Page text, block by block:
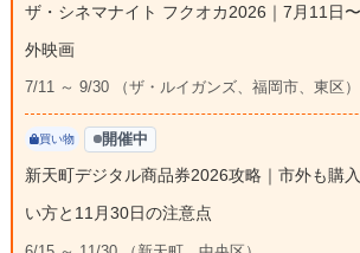
ザ・シネマナイト フクオカ2026｜7月11日
外映画
7/11 ～ 9/30 （ザ・ルイガンズ、福岡市、東区）
買い物 開催中
新天町デジタル商品券2026攻略｜市外も購
い方と11月30日の注意点